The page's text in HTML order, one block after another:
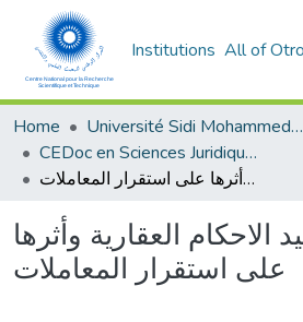
Institutions All of
Home
Université Sidi Mohammed Ben Abdellah - Fès
CEDoc en Sciences Juridiques, Economiques, Sociales, Chariaa et de Gestion (CED - SJESCG)
صعوبة تنفيد الاحكام العقارية وأثرها على استقرار المعاملات
الاحكام العقارية وأثرها
على استقرار المعاملات